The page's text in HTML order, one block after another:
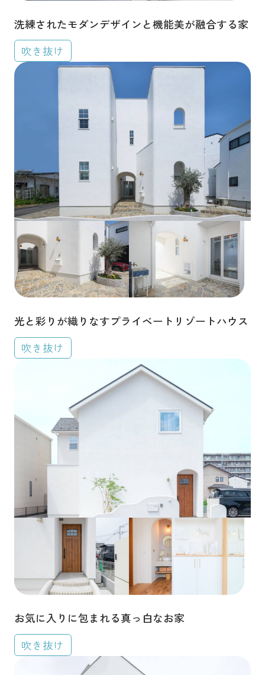
洗練されたモダンデザインと機能美が融合する家
吹き抜け
光と彩りが織りなすプライベートリゾートハウス
吹き抜け
お気に入りに包まれる真っ白なお家
吹き抜け